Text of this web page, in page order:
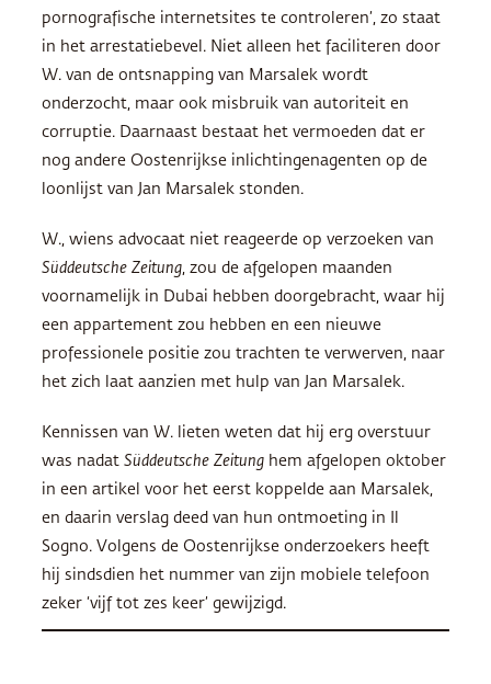
pornografische internetsites te controleren’, zo staat
in het arrestatiebevel. Niet alleen het faciliteren door
W. van de ontsnapping van Marsalek wordt
onderzocht, maar ook misbruik van autoriteit en
corruptie. Daarnaast bestaat het vermoeden dat er
nog andere Oostenrijkse inlichtingenagenten op de
loonlijst van Jan Marsalek stonden.
W., wiens advocaat niet reageerde op verzoeken van
Süddeutsche Zeitung, zou de afgelopen maanden
voornamelijk in Dubai hebben doorgebracht, waar hij
een appartement zou hebben en een nieuwe
professionele positie zou trachten te verwerven, naar
het zich laat aanzien met hulp van Jan Marsalek.
Kennissen van W. lieten weten dat hij erg overstuur
was nadat Süddeutsche Zeitung hem afgelopen oktober
in een artikel voor het eerst koppelde aan Marsalek,
en daarin verslag deed van hun ontmoeting in Il
Sogno. Volgens de Oostenrijkse onderzoekers heeft
hij sindsdien het nummer van zijn mobiele telefoon
zeker ‘vijf tot zes keer’ gewijzigd.